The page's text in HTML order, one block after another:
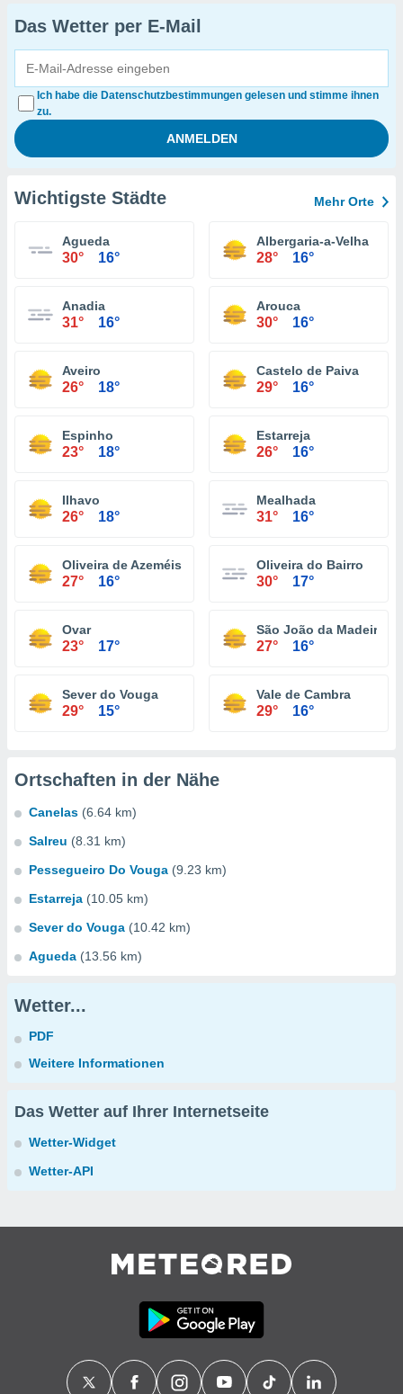
Das Wetter per E-Mail
Ich habe die Datenschutzbestimmungen gelesen und stimme ihnen
zu.
Wichtigste Städte Mehr Orte
Agueda
30° 16°
Albergaria-a-Velha
28° 16°
Anadia
31° 16°
Arouca
30° 16°
Aveiro
26° 18°
Castelo de Paiva
29° 16°
Espinho
23° 18°
Estarreja
26° 16°
Ilhavo
26° 18°
Mealhada
31° 16°
Oliveira de Azeméis
27° 16°
Oliveira do Bairro
30° 17°
Ovar
23° 17°
São João da Madeira
27° 16°
Sever do Vouga
29° 15°
Vale de Cambra
29° 16°
Ortschaften in der Nähe
Canelas (6.64 km)
Salreu (8.31 km)
Pessegueiro Do Vouga (9.23 km)
Estarreja (10.05 km)
Sever do Vouga (10.42 km)
Agueda (13.56 km)
Wetter...
PDF
Weitere Informationen
Das Wetter auf Ihrer Internetseite
Wetter-Widget
Wetter-API